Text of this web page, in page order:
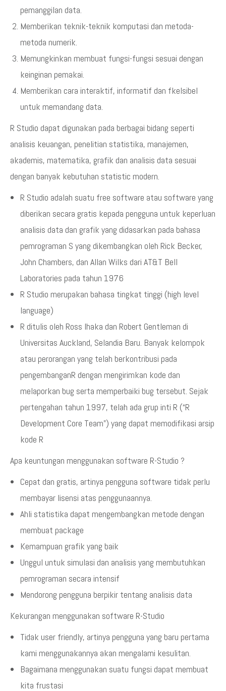
pemanggilan data.
Memberikan teknik-teknik komputasi dan metoda-
metoda numerik.
Memungkinkan membuat fungsi-fungsi sesuai dengan
keinginan pemakai.
Memberikan cara interaktif, informatif dan fkelsibel
untuk memandang data.
R Studio dapat digunakan pada berbagai bidang seperti
analisis keuangan, penelitian statistika, manajemen,
akademis, matematika, grafik dan analisis data sesuai
dengan banyak kebutuhan statistic modern.
R Studio adalah suatu free software atau software yang
diberikan secara gratis kepada pengguna untuk keperluan
analisis data dan grafik yang didasarkan pada bahasa
pemrograman S yang dikembangkan oleh Rick Becker,
John Chambers, dan Allan Wilks dari AT&T Bell
Laboratories pada tahun 1976
R Studio merupakan bahasa tingkat tinggi (high level
language)
R ditulis oleh Ross Ihaka dan Robert Gentleman di
Universitas Auckland, Selandia Baru. Banyak kelompok
atau perorangan yang telah berkontribusi pada
pengembanganR dengan mengirimkan kode dan
melaporkan bug serta memperbaiki bug tersebut. Sejak
pertengahan tahun 1997, telah ada grup inti R (“R
Development Core Team”) yang dapat memodifikasi arsip
kode R
Apa keuntungan menggunakan software R-Studio ?
Cepat dan gratis, artinya pengguna software tidak perlu
membayar lisensi atas penggunaannya.
Ahli statistika dapat mengembangkan metode dengan
membuat package
Kemampuan grafik yang baik
Unggul untuk simulasi dan analisis yang membutuhkan
pemrograman secara intensif
Mendorong pengguna berpikir tentang analisis data
Kekurangan menggunakan software R-Studio
Tidak user friendly, artinya pengguna yang baru pertama
kami menggunakannya akan mengalami kesulitan.
Bagaimana menggunakan suatu fungsi dapat membuat
kita frustasi